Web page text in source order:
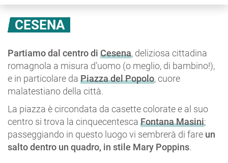
CESENA
Partiamo dal centro di Cesena, deliziosa cittadina
romagnola a misura d’uomo (o meglio, di bambino!),
e in particolare da Piazza del Popolo, cuore
malatestiano della città.
La piazza è circondata da casette colorate e al suo
centro si trova la cinquecentesca Fontana Masini;
passeggiando in questo luogo vi sembrerà di fare un
salto dentro un quadro, in stile Mary Poppins.